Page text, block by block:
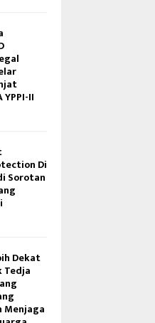
II
Di
Sorotan
Dekat
Tedja
Menjaga